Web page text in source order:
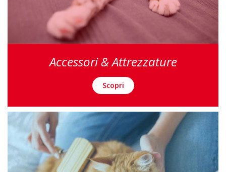
Accessori & Attrezzature
Scopri